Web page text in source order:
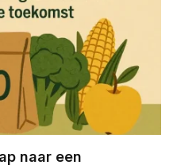
naar een